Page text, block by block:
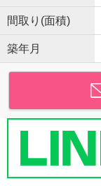
間取り(面積)
築年月